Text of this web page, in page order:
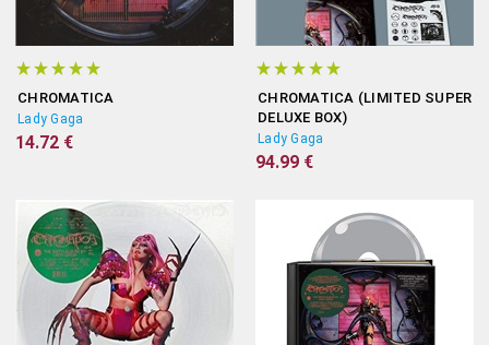
CHROMATICA
Lady Gaga
14.72 €
CHROMATICA (LIMITED SUPER
DELUXE BOX)
Lady Gaga
94.99 €